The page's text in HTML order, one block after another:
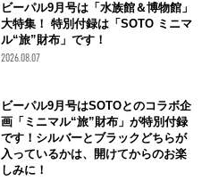
ビーパル9月号は「水族館＆博物館」
大特集！ 特別付録は「SOTO ミニマ
ル“旅”財布」です！
2026.08.07
ビーパル9月号はSOTOとのコラボ企
画「ミニマル“旅”財布」が特別付録
です！シルバーとブラックどちらが
入っているかは、開けてからのお楽
しみに！